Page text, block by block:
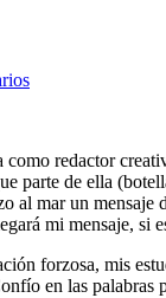
redactor
parte de ella
al mar un
mi mensaje, si
forzosa, mis
en las